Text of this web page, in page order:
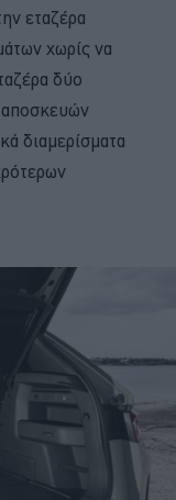
εταζέρα
χωρίς να
δύο
αποσκευών
διαμερίσματα